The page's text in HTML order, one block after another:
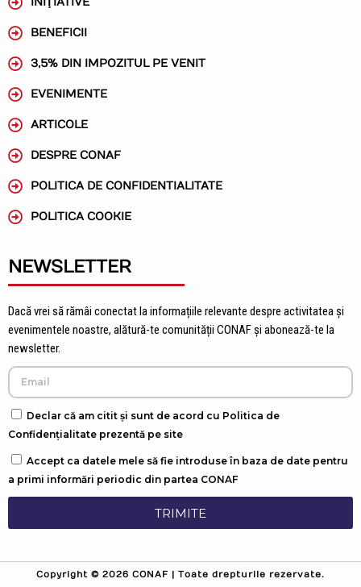
BENEFICII
3,5% DIN IMPOZITUL PE VENIT
EVENIMENTE
ARTICOLE
DESPRE CONAF
POLITICA DE CONFIDENTIALITATE
POLITICA COOKIE
NEWSLETTER
Dacă vrei să rămâi conectat la informațiile relevante despre activitatea și
evenimentele noastre, alătură-te comunității CONAF și abonează-te la
newsletter.
Declar că am citit și sunt de acord cu Politica de
Confidențialitate prezentă pe site
Accept ca datele mele să fie introduse în baza de date pentru
a primi informări periodic din partea CONAF
TRIMITE
Copyright © 2026 CONAF | Toate drepturile rezervate.